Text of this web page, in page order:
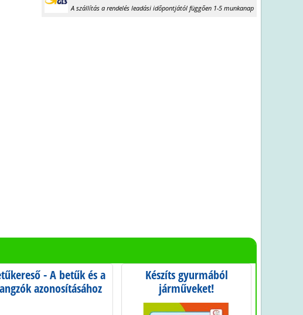
A szállítás a rendelés leadási időpontjától függően 1-5 munkanap
- A betűk és a
azonosításához
Készíts gyurmából
járműveket!